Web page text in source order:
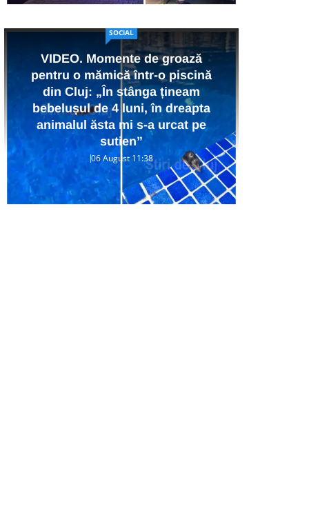
SOCIAL
VIDEO. Momente de groază
pentru o mămică într-o piscină
din Cluj: „În stânga țineam
bebelușul de 4 luni, în dreapta
animalul ăsta mi s-a urcat pe
sutien”
06 August 11:38